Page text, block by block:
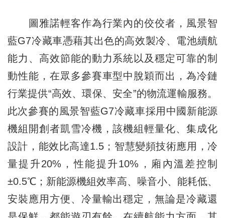
圖雅諾輕客作為行業內的佼佼者，風景智
藍G7冷藏車憑藉其出色的高效製冷、電池續航
能力、高效節能的動力系統以及穩定可靠的制
動性能，在眾多參賽車型中脫穎而出，為冷鏈
行業提供“高效、環保、安全”的物流運輸服務。
此次參賽的風景智藍G7冷藏車採用中國新能源
機組開創者凱雪冷機，該機組輕量化、集成化
設計，能效比高達1.5；智慧變頻技術應用，冷
量提升20%，性能提升10%，廂內溫差控制
±0.5℃；新能源機組效率高、噪音小、能耗低、
安裝應用方便、冷量輸出穩定，無論是冷藏還